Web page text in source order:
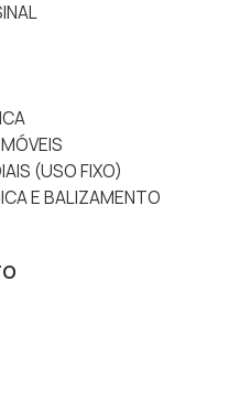
(USO FIXO)
E BALIZAMENTO